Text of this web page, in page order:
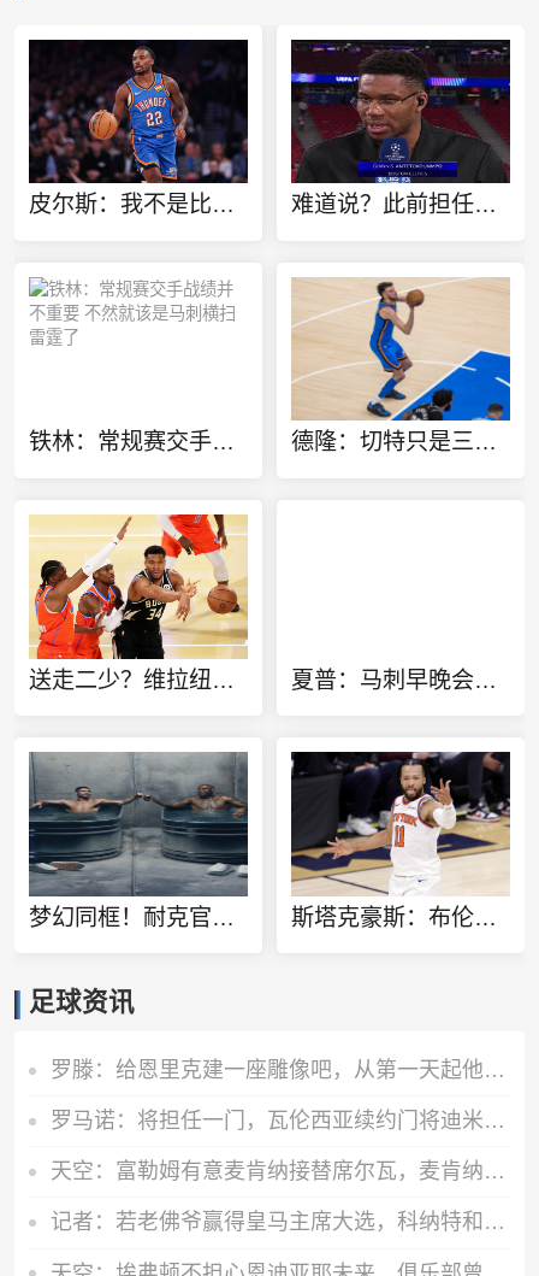
皮尔斯：我不是比较天赋 但华莱士该像哈登一样离开雷霆 难道说？此前担任欧冠特邀嘉宾 转播方将字母哥标为凯尔特人球员
铁林：常规赛交手战绩并不重要 不然就该是马刺横扫雷霆了 德隆：切特只是三当家 若能换字母哥雷霆GM肯定会送走他
送走二少？维拉纽瓦：雷霆该用切特+多特+杰伦威去换字母哥 夏普：马刺早晚会送走福克斯 哈珀太强了不能总让他打替补
梦幻同框！耐克官方晒詹姆斯C罗同泡冰水浴广告：定义伟大 斯塔克豪斯：布伦森13岁就很特别 那时他就会侧步创造空间
足球资讯
罗滕：给恩里克建一座雕像吧，从第一天起他就奠定了巴黎的基石
罗马诺：将担任一门，瓦伦西亚续约门将迪米特列夫斯基至2028年
天空：富勒姆有意麦肯纳接替席尔瓦，麦肯纳解约金约800万镑
记者：若老佛爷赢得皇马主席大选，科纳特和邓弗里斯将会加盟